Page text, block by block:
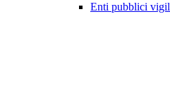
Enti pubblici